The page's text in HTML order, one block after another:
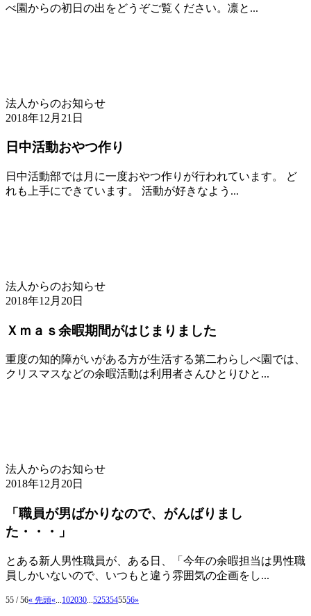
べ園からの初日の出をどうぞご覧ください。凛と...
法人からのお知らせ
2018年12月21日
日中活動おやつ作り
日中活動部では月に一度おやつ作りが行われています。 ど
れも上手にできています。 活動が好きなよう...
法人からのお知らせ
2018年12月20日
Ｘｍａｓ余暇期間がはじまりました
重度の知的障がいがある方が生活する第二わらしべ園では、
クリスマスなどの余暇活動は利用者さんひとりひと...
法人からのお知らせ
2018年12月20日
「職員が男ばかりなので、がんばりまし
た・・・」
とある新人男性職員が、ある日、「今年の余暇担当は男性職
員しかいないので、いつもと違う雰囲気の企画をし...
55 / 56« 先頭«...102030...5253545556»